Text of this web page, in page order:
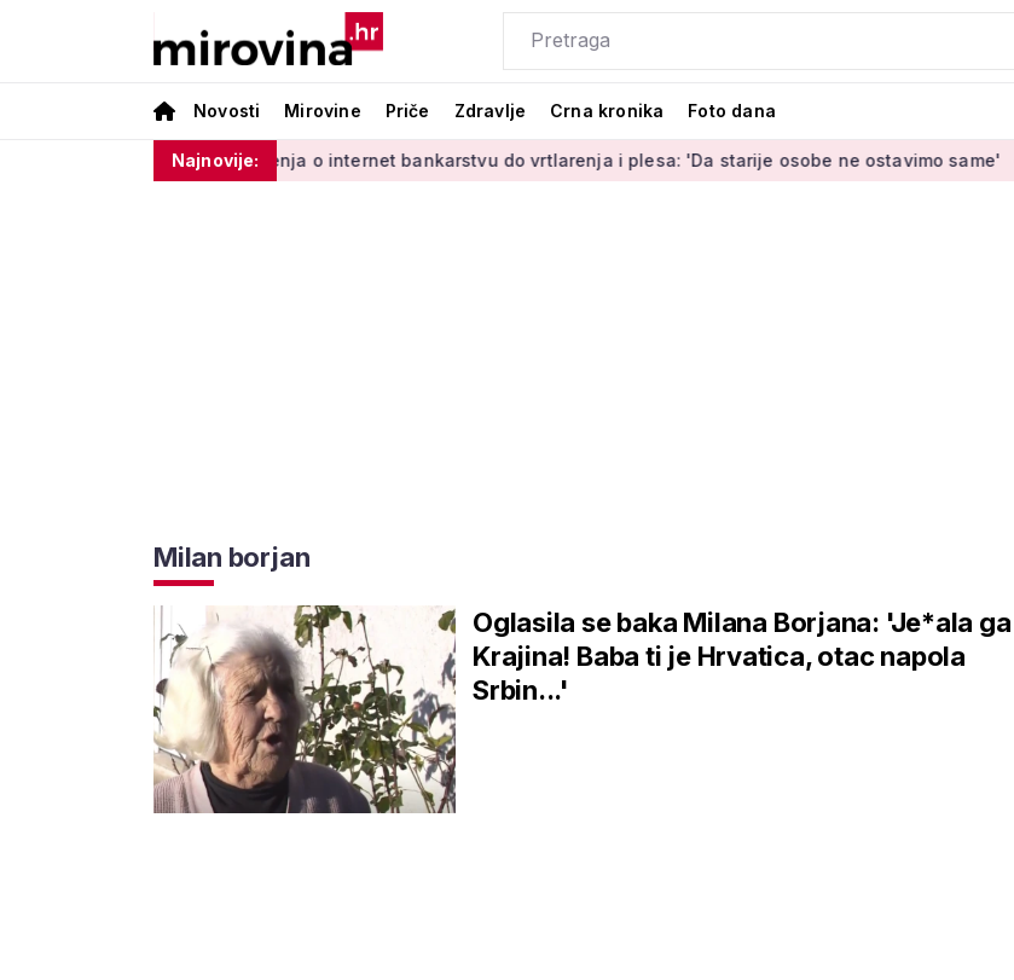
Novosti Mirovine Priče Zdravlje Crna kronika Foto dana
Najnovije:
Od učenja o internet bankarstvu do vrtlarenja i plesa: 'Da starije osobe ne ostavimo same'
Milan borjan
Oglasila se baka Milana Borjana: 'Je*ala ga
Krajina! Baba ti je Hrvatica, otac napola
Srbin...'